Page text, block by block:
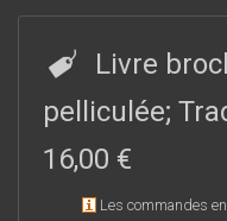
finitude et de la mort. Et
penser que la
où le temps qui nous a
apparaît moins terminé
mémoires. Ainsi la
univers où le temps
temps que le triomphe
Livre
pelliculée;
16,00 €
Les commandes